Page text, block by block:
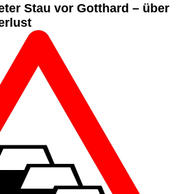
Stau vor Gotthard – über